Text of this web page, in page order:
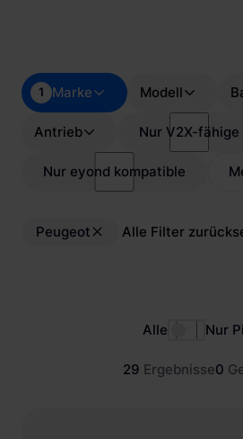
Marke
1 Modell
Antrieb Nur V2X-fähige
Nur eyond kompatible
Peugeot Alle Filter
29 Ergebnisse0
Alle Nur